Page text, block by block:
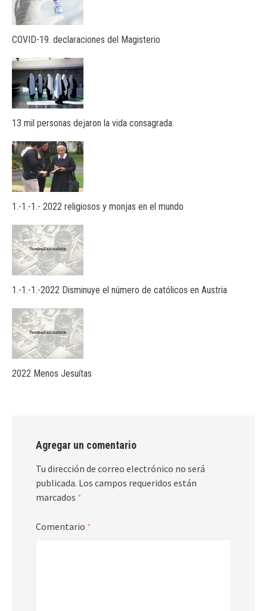
COVID-19. declaraciones del Magisterio
13 mil personas dejaron la vida consagrada:
1.-1.-1.- 2022 religiosos y monjas en el mundo
1.-1.-1.-2022 Disminuye el número de católicos en Austria
2022 Menos Jesuítas
Agregar un comentario
Tu dirección de correo electrónico no será
publicada. Los campos requeridos están
marcados *
Comentario *